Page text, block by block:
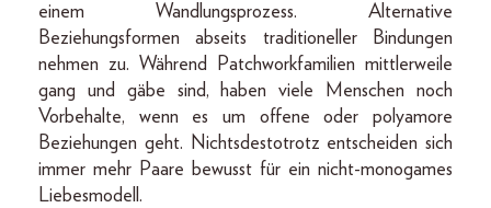
einem Wandlungsprozess. Alternative
Beziehungsformen abseits traditioneller Bindungen
nehmen zu. Während Patchworkfamilien mittlerweile
gang und gäbe sind, haben viele Menschen noch
Vorbehalte, wenn es um offene oder polyamore
Beziehungen geht. Nichtsdestotrotz entscheiden sich
immer mehr Paare bewusst für ein nicht-monogames
Liebesmodell.